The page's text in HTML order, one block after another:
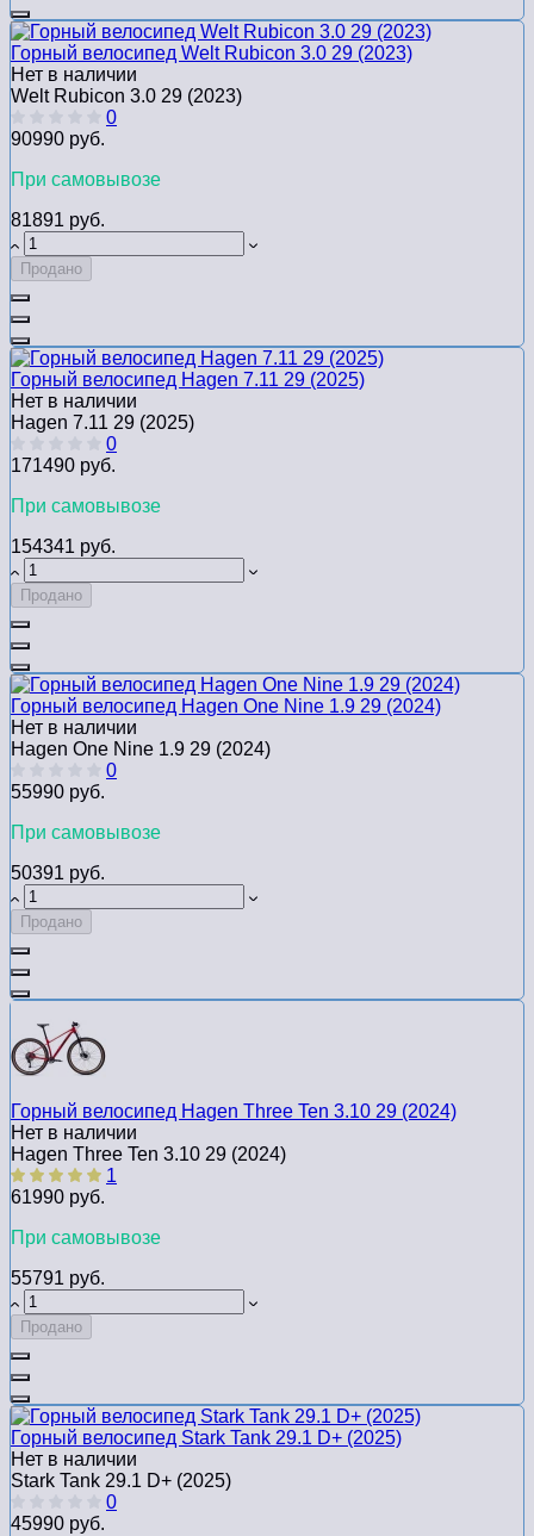
Горный велосипед Welt Rubicon 3.0 29 (2023)
Нет в наличии
Welt Rubicon 3.0 29 (2023)
0
90990 руб.
При самовывозе
81891 руб.
Продано
Горный велосипед Hagen 7.11 29 (2025)
Нет в наличии
Hagen 7.11 29 (2025)
0
171490 руб.
При самовывозе
154341 руб.
Продано
Горный велосипед Hagen One Nine 1.9 29 (2024)
Нет в наличии
Hagen One Nine 1.9 29 (2024)
0
55990 руб.
При самовывозе
50391 руб.
Продано
Горный велосипед Hagen Three Ten 3.10 29 (2024)
Нет в наличии
Hagen Three Ten 3.10 29 (2024)
1
61990 руб.
При самовывозе
55791 руб.
Продано
Горный велосипед Stark Tank 29.1 D+ (2025)
Нет в наличии
Stark Tank 29.1 D+ (2025)
0
45990 руб.